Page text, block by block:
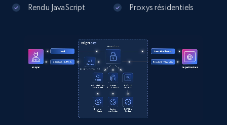
13.2K+ 1.6K+ Essai gratuit
Zillow properties listing information
Rendu JavaScript Proxys résidentiels